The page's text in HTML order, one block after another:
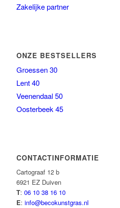
Zakelijke partner
ONZE BESTSELLERS
Groessen 30
Lent 40
Veenendaal 50
Oosterbeek 45
CONTACTINFORMATIE
Cartograaf 12 b
6921 EZ Duiven
T: 06 10 38 16 10
E: info@becokunstgras.nl